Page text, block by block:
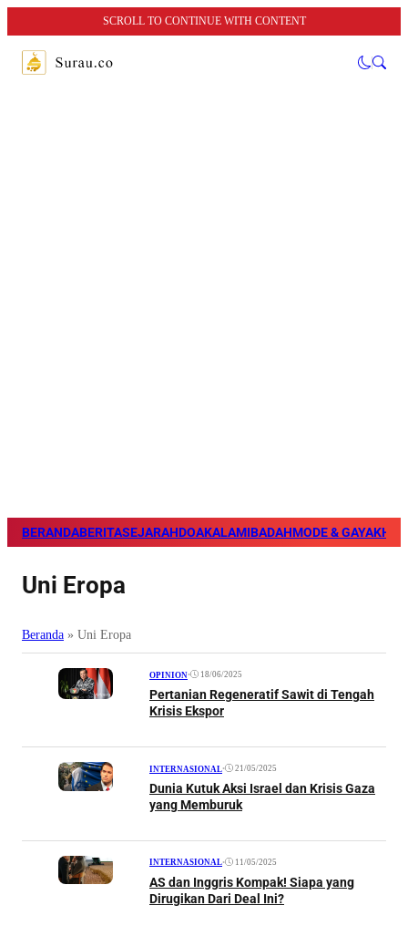
SCROLL TO CONTINUE WITH CONTENT
BERANDABERITASEJARAHDOAKALAMIBADAHMODE & GAYA
Uni Eropa
Beranda » Uni Eropa
OPINION• 18/06/2025
Pertanian Regeneratif Sawit di Tengah
Krisis Ekspor
INTERNASIONAL• 21/05/2025
Dunia Kutuk Aksi Israel dan Krisis Gaza
yang Memburuk
INTERNASIONAL• 11/05/2025
AS dan Inggris Kompak! Siapa yang
Dirugikan Dari Deal Ini?